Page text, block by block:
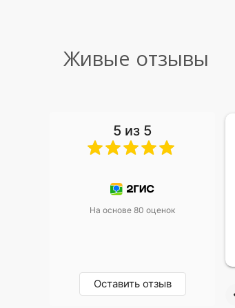
Живые отзывы
5 из 5
На основе 80 оценок
Оставить отзыв
уже два раза, отличная